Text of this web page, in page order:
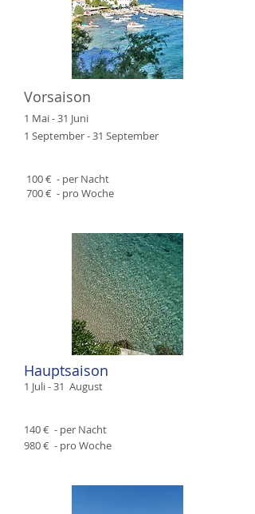
​Vorsaison
1 Mai - 31 Juni
1 September - 31 September
​​ 100€ - per Nacht​
700€ - pro Woche
Hauptsaison
1 Juli - 31 August
​​140 € - per Nacht
980 € - pro Woche